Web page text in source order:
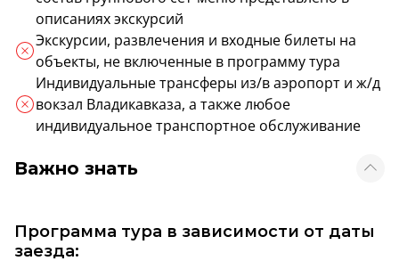
описаниях экскурсий
Экскурсии, развлечения и входные билеты на
объекты, не включенные в программу тура
Индивидуальные трансферы из/в аэропорт и ж/д
вокзал Владикавказа, а также любое
индивидуальное транспортное обслуживание
Важно знать
Программа тура в зависимости от даты
заезда: